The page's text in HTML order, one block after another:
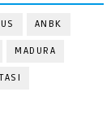
ANBK
MADURA